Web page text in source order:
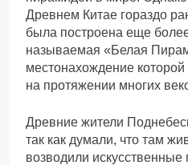
Древнем Китае гораздо
была построена еще
называемая «Белая
местонахождение
на протяжении многих
Древние жители
так как думали, что там
возводили